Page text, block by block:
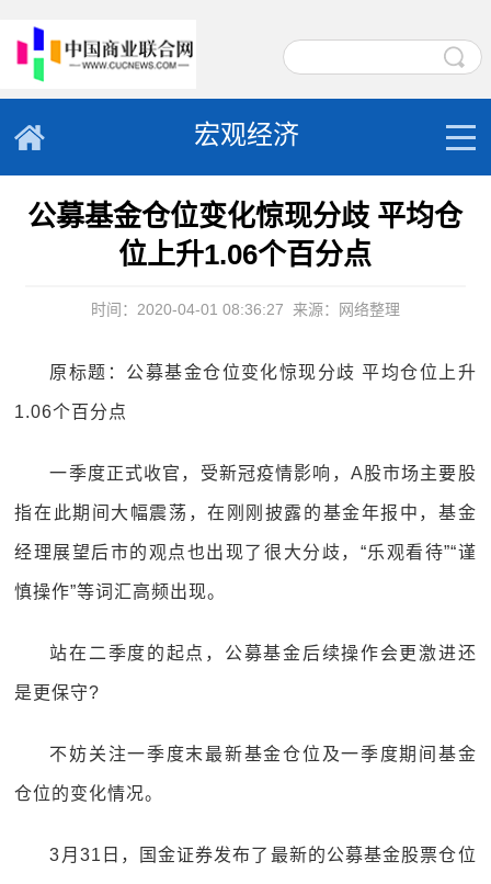
宏观经济
公募基金仓位变化惊现分歧 平均仓
位上升1.06个百分点
时间：2020-04-01 08:36:27 来源：网络整理
原标题：公募基金仓位变化惊现分歧 平均仓位上升
1.06个百分点
一季度正式收官，受新冠疫情影响，A股市场主要股
指在此期间大幅震荡，在刚刚披露的基金年报中，基金
经理展望后市的观点也出现了很大分歧，“乐观看待”“谨
慎操作”等词汇高频出现。
站在二季度的起点，公募基金后续操作会更激进还
是更保守?
不妨关注一季度末最新基金仓位及一季度期间基金
仓位的变化情况。
3月31日，国金证券发布了最新的公募基金股票仓位